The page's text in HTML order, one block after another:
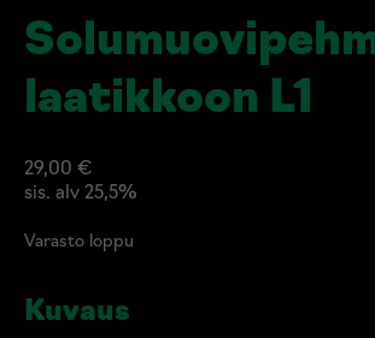
laatikkoon L1
29,00 €
sis. alv 25,5%
Varasto loppu
Kuvaus